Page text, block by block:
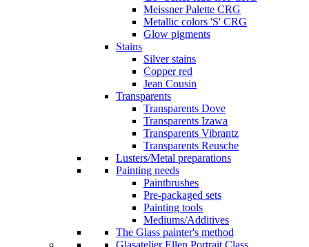
Meissner Palette CRG
Metallic colors 'S' CRG
Glow pigments
Stains
Silver stains
Copper red
Jean Cousin
Transparents
Transparents Dove
Transparents Izawa
Transparents Vibrantz
Transparents Reusche
Lusters/Metal preparations
Painting needs
Paintbrushes
Pre-packaged sets
Painting tools
Mediums/Additives
The Glass painter's method
Glasatelier Ellen Portrait Class